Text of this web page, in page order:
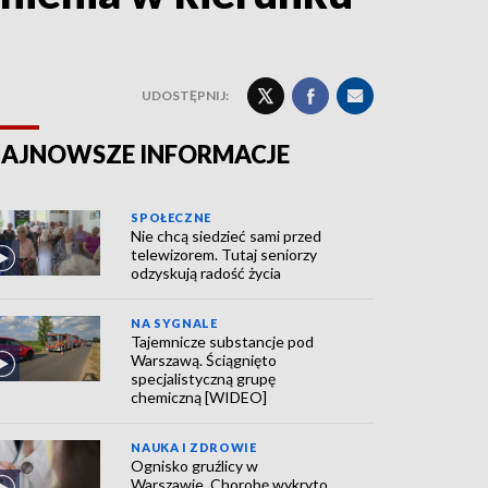
UDOSTĘPNIJ:
INFORMACJE
SPOŁECZNE
Nie chcą siedzieć sami przed
telewizorem. Tutaj seniorzy
odzyskują radość życia
NA SYGNALE
Tajemnicze substancje pod
Warszawą. Ściągnięto
specjalistyczną grupę
chemiczną [WIDEO]
NAUKA I ZDROWIE
Ognisko gruźlicy w
Warszawie. Chorobę wykryto